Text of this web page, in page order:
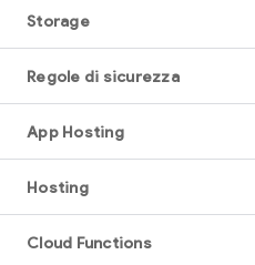
Storage
Regole di sicurezza
App Hosting
Hosting
Cloud Functions